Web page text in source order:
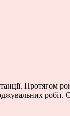
Протягом
робіт.